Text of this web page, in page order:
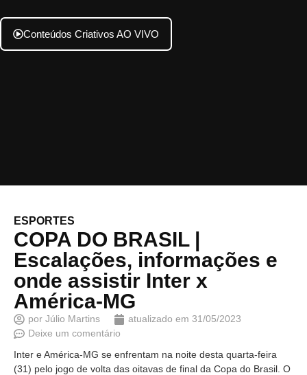
Conteúdos Criativos AO VIVO
ESPORTES
COPA DO BRASIL |
Escalações, informações e
onde assistir Inter x
América-MG
por Júlio Martins atualizado em 31/05/2023
Deixe um comentário
Inter e América-MG se enfrentam na noite desta quarta-feira
(31) pelo jogo de volta das oitavas de final da Copa do Brasil. O